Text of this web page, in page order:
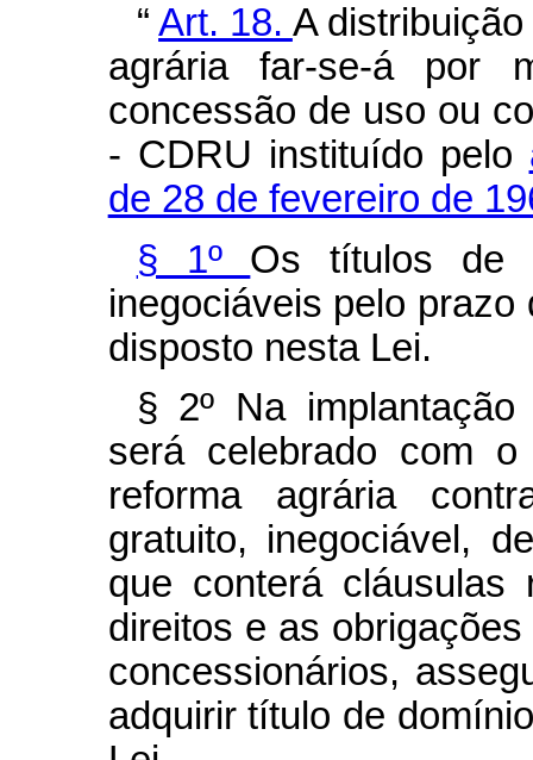
“Art. 18. A
agrária far-se-á por
concessão de uso ou
- CDRU instituído pelo
de 28 de fevereiro de
§ 1º Os títulos de
inegociáveis pelo
disposto nesta Lei.
§ 2º Na
será celebrado com
reforma agrária
gratuito, inegociável,
que conterá cláusulas
direitos e as
concessionários,
adquirir título de